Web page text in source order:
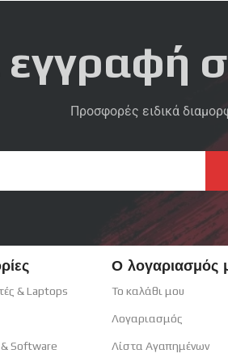
εγγραφή
Προσφορές ειδικά
& Laptops
Software
Ο λογαριασμός
Το καλάθι μου
Λογαριασμός
Λίστα Αγαπημένων